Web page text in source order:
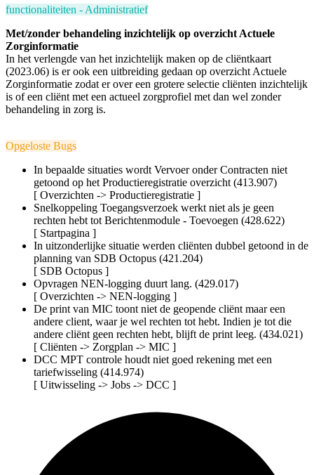
functionaliteiten - Administratief
Met/zonder behandeling inzichtelijk op overzicht Actuele
Zorginformatie
In het verlengde van het inzichtelijk maken op de cliëntkaart
(2023.06) is er ook een uitbreiding gedaan op overzicht Actuele
Zorginformatie zodat er over een grotere selectie cliënten inzichtelijk
is of een cliënt met een actueel zorgprofiel met dan wel zonder
behandeling in zorg is.
Opgeloste Bugs
In bepaalde situaties wordt Vervoer onder Contracten niet
getoond op het Productieregistratie overzicht (413.907)
[ Overzichten -> Productieregistratie ]
Snelkoppeling Toegangsverzoek werkt niet als je geen
rechten hebt tot Berichtenmodule - Toevoegen (428.622)
[ Startpagina ]
In uitzonderlijke situatie werden cliënten dubbel getoond in de
planning van SDB Octopus (421.204)
[ SDB Octopus ]
Opvragen NEN-logging duurt lang. (429.017)
[ Overzichten -> NEN-logging ]
De print van MIC toont niet de geopende cliënt maar een
andere client, waar je wel rechten tot hebt. Indien je tot die
andere cliënt geen rechten hebt, blijft de print leeg. (434.021)
[ Cliënten -> Zorgplan -> MIC ]
DCC MPT controle houdt niet goed rekening met een
tariefwisseling (414.974)
[ Uitwisseling -> Jobs -> DCC ]